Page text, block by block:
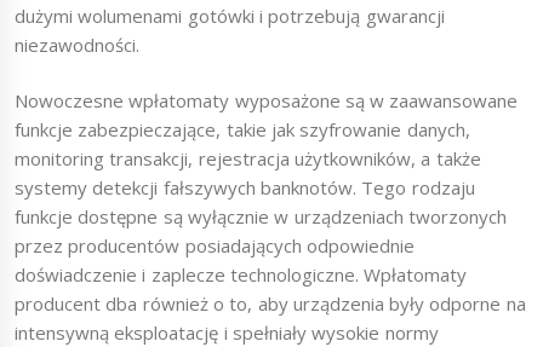
dużymi wolumenami gotówki i potrzebują gwarancji
niezawodności.
Nowoczesne wpłatomaty wyposażone są w zaawansowane
funkcje zabezpieczające, takie jak szyfrowanie danych,
monitoring transakcji, rejestracja użytkowników, a także
systemy detekcji fałszywych banknotów. Tego rodzaju
funkcje dostępne są wyłącznie w urządzeniach tworzonych
przez producentów posiadających odpowiednie
doświadczenie i zaplecze technologiczne. Wpłatomaty
producent dba również o to, aby urządzenia były odporne na
intensywną eksploatację i spełniały wysokie normy